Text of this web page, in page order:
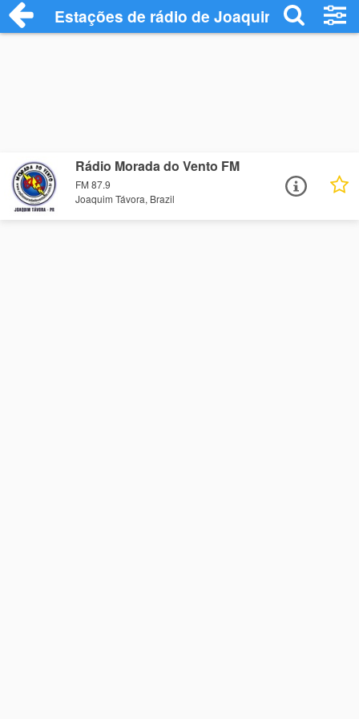
Estações de rádio de Joaquim Távora -
Rádio Morada do Vento FM
FM 87.9
Joaquim Távora, Brazil